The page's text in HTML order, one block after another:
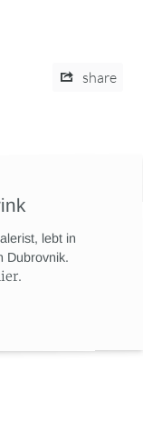
share
lebt in
Dubrovnik.
.